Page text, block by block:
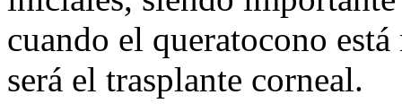
cuando el queratocono
será el trasplante corneal.